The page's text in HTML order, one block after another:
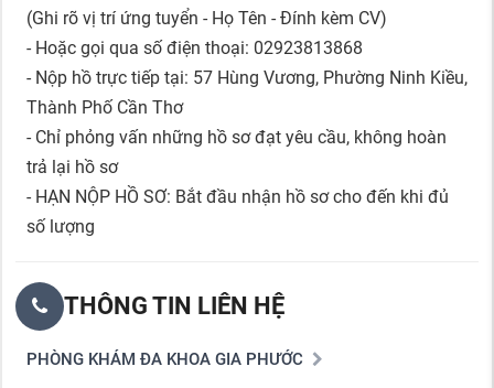
(Ghi rõ vị trí ứng tuyển - Họ Tên - Đính kèm CV)
- Hoặc gọi qua số điện thoại: 02923813868
- Nộp hồ trực tiếp tại: 57 Hùng Vương, Phường Ninh Kiều,
Thành Phố Cần Thơ
- Chỉ phỏng vấn những hồ sơ đạt yêu cầu, không hoàn
trả lại hồ sơ
- HẠN NỘP HỒ SƠ: Bắt đầu nhận hồ sơ cho đến khi đủ
số lượng
THÔNG TIN LIÊN HỆ
PHÒNG KHÁM ĐA KHOA GIA PHƯỚC